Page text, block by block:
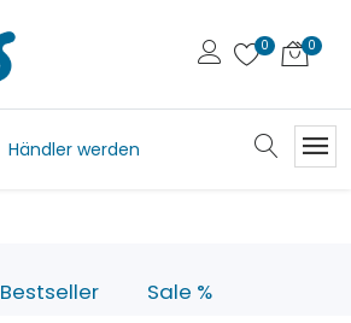
Händler werden
Bestseller Sale %